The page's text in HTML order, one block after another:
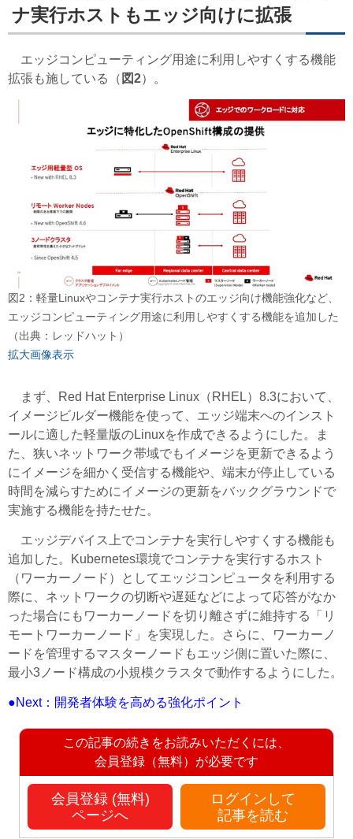
ナ実行ホストもエッジ向けに拡張
エッジコンピューティング用途に利用しやすくする機能
拡張も施している（ 図2）。
図2：軽量Linuxやコンテナ実行ホストのエッジ向け機能強化など、
エッジコンピューティング用途に利用しやすくする機能を追加した
（出典：レッドハット）
拡大画像表示
まず、Red Hat Enterprise Linux（RHEL）8.3において、
イメージビルダー機能を使って、エッジ端末へのインスト
ールに適した軽量版のLinuxを作成できるようにした。ま
た、狭いネットワーク帯域でもイメージを更新できるよう
にイメージを細かく受信する機能や、端末が停止している
時間を減らすためにイメージの更新をバックグラウンドで
実施する機能を持たせた。
エッジデバイス上でコンテナを実行しやすくする機能も
追加した。Kubernetes環境でコンテナを実行するホスト
（ワーカーノード）としてエッジコンピュータを利用する
際に、ネットワークの切断や遅延などによって応答がなか
った場合にもワーカーノードを切り離さずに維持する「リ
モートワーカーノード」を実現した。さらに、ワーカーノ
ードを管理するマスターノードもエッジ側に置いた際に、
最小3ノード構成の小規模クラスタで動作するようにした。
●Next：開発者体験を高める強化ポイント
この記事の続きをお読みいただくには、
会員登録（無料）が必要です
会員登録 (無料)
ページへ
ログインして
記事を読む